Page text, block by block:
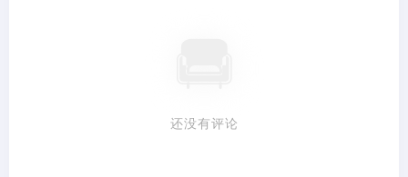
还没有评论